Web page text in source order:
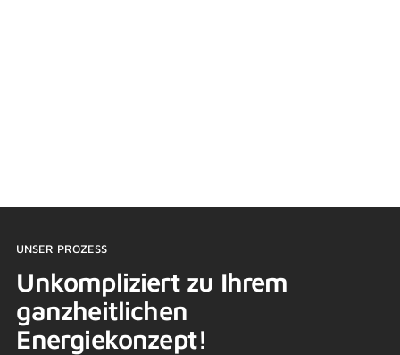
UNSER PROZESS
Unkompliziert zu Ihrem
ganzheitlichen
Energiekonzept!